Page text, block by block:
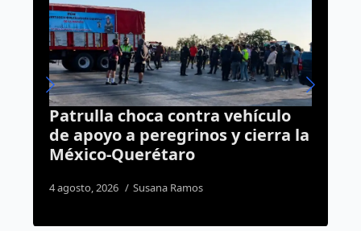
Camioneta se estrella contra
dos viviendas en Loma Dorada
tras presunta falla mecánica
7 agosto, 2026 Rodrigo Mérida